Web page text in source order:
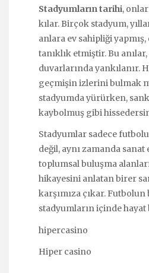
Stadyumların tarihi,
kılar. Birçok stadyum,
anlara ev sahipliği
tanıklık etmiştir. Bu
duvarlarında yankılanır.
geçmişin izlerini bulmak
stadyumda yürürken,
kaybolmuş gibi
Stadyumlar sadece
değil, aynı zamanda sanat
toplumsal buluşma
hikayesini anlatan birer
karşımıza çıkar. Futbolun
stadyumların içinde hayat
hipercasino
Hiper casino